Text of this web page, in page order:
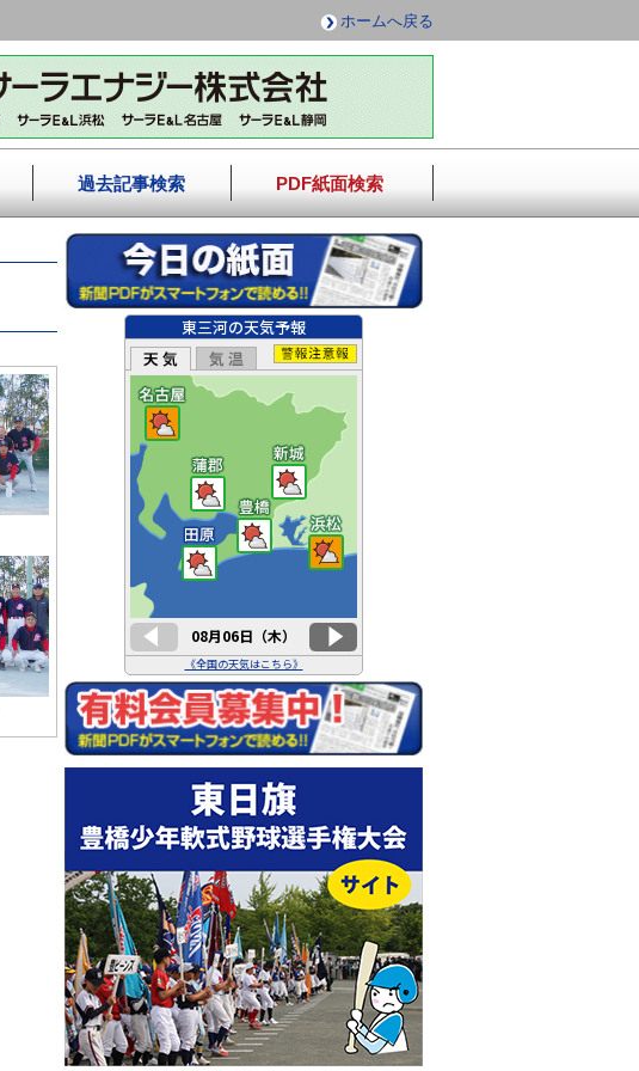
ホームへ戻る
過去記事検索 PDF紙面検索